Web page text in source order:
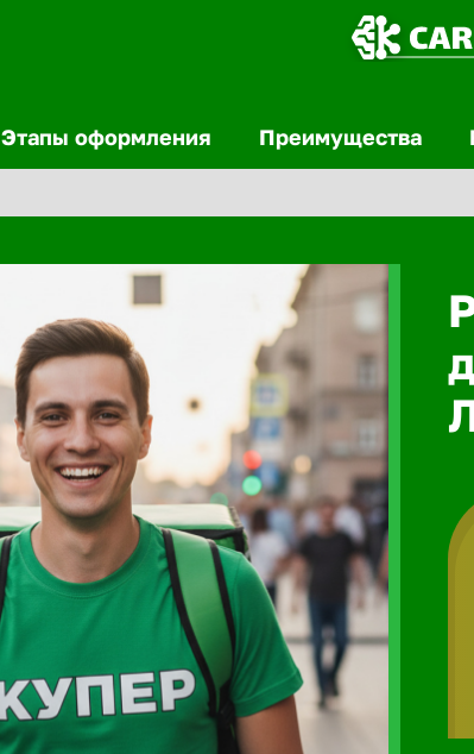
Этапы оформления Преимущества